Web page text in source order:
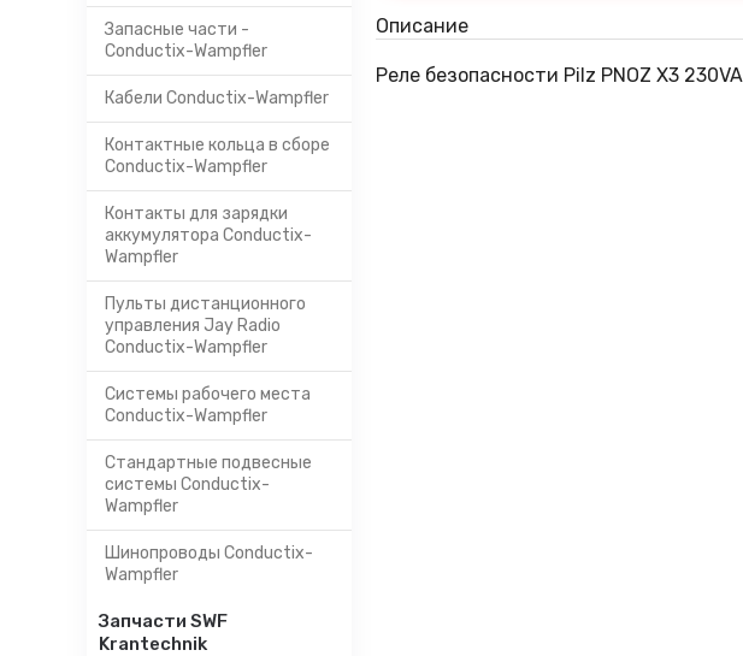
Запасные части -
Conductix-Wampfler
Кабели Conductix-Wampfler
Контактные кольца в сборе
Conductix-Wampfler
Контакты для зарядки
аккумулятора Conductix-
Wampfler
Пульты дистанционного
управления Jay Radio
Conductix-Wampfler
Системы рабочего места
Conductix-Wampfler
Стандартные подвесные
системы Conductix-
Wampfler
Шинопроводы Conductix-
Wampfler
Запчасти SWF
Krantechnik
Описание
Реле безопасности Pilz PNOZ X3